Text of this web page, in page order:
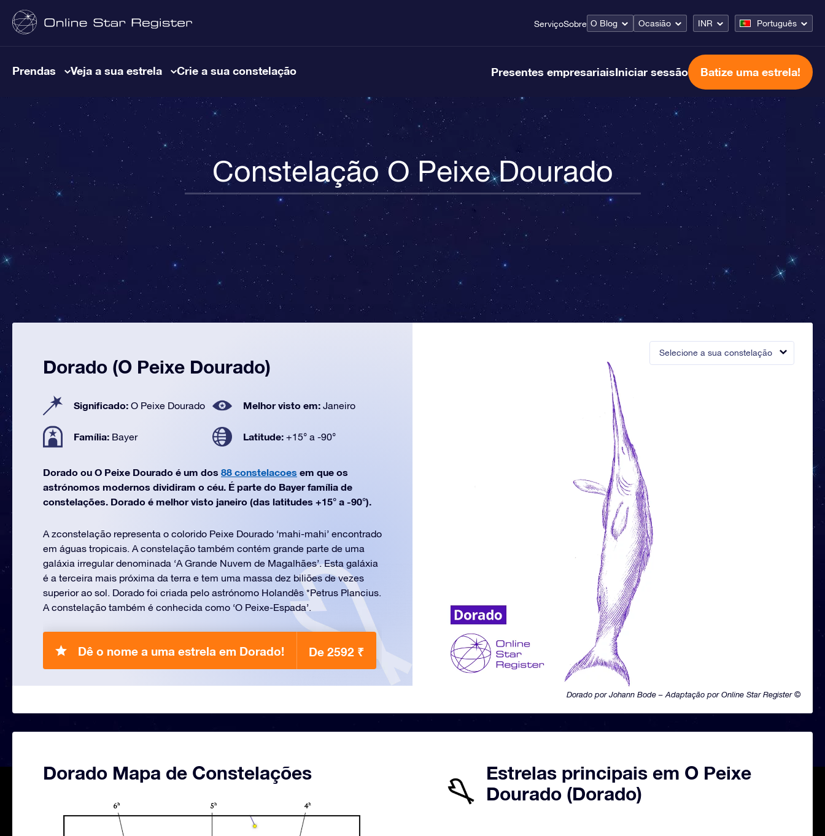
ServiçoSobre O Blog Ocasião INR Português
Prendas Veja a sua estrela Crie a sua constelação Presentes empresariaisIniciar sessão Batize uma estrela!
Constelação O Peixe Dourado
Selecione a sua constelação
Dorado por Johann Bode – Adaptação por Online Star Register ©
Dorado (O Peixe Dourado)
Significado: O Peixe Dourado Melhor visto em: Janeiro
Família: Bayer Latitude: +15° a -90°
Dorado ou O Peixe Dourado é um dos 88 constelacoes em que os
astrónomos modernos dividiram o céu. É parte do Bayer família de
constelações. Dorado é melhor visto janeiro (das latitudes +15° a -90°).
A zconstelação representa o colorido Peixe Dourado ‘mahi-mahi’ encontrado
em águas tropicais. A constelação também contém grande parte de uma
galáxia irregular denominada ‘A Grande Nuvem de Magalhães’. Esta galáxia
é a terceira mais próxima da terra e tem uma massa dez biliões de vezes
superior ao sol. Dorado foi criada pelo astrónomo Holandês *Petrus Plancius.
A constelação também é conhecida como ‘O Peixe-Espada’.
Dê o nome a uma estrela em Dorado! De 2592 ₹
Dorado Mapa de Constelações
Estrelas principais em O Peixe
Dourado (Dorado)